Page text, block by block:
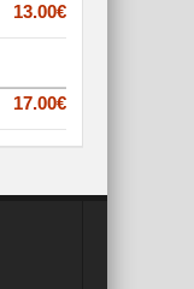
13.00€
17.00€